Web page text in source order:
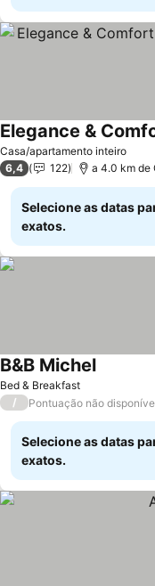
Casa/apartamento inteiro
6,4 122 a 4.0 km de
Selecione as datas
exatos.
Bed & Breakfast
B&B Michel
/ Pontuação não
Selecione as datas
exatos.